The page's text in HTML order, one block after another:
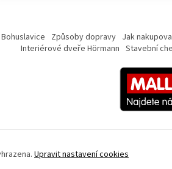
Způsoby dopravy Jak
Interiérové dveře Hörmann Stavební
Upravit nastavení cookies